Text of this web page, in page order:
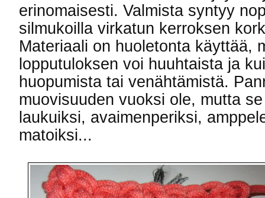
erinomaisesti. Valmista syntyy
silmukoilla virkatun kerroksen
Materiaali on huoletonta käyttää,
lopputuloksen voi huuhtaista ja
huopumista tai venähtämistä.
muovisuuden vuoksi ole, mutta
laukuiksi, avaimenperiksi,
matoiksi...